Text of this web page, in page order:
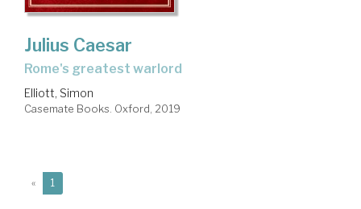
Julius Caesar
Rome's greatest warlord
Elliott, Simon
Casemate Books. Oxford, 2019
« 1